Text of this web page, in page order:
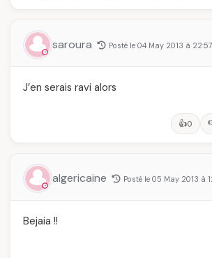
vraiment savoir
saroura Posté le 04 May 2013 à 22:57
J’en serais ravi alors
👍0
algericaine Posté le 05 May 2013 à
Bejaia !!